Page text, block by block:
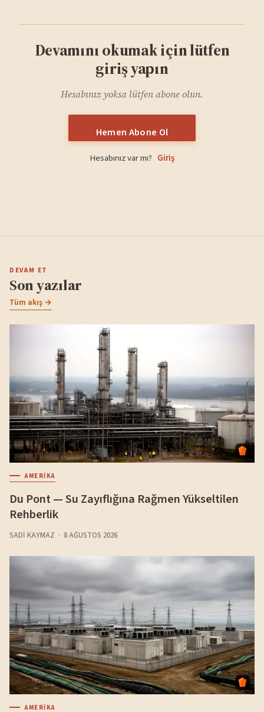
Devamını okumak için lütfen
giriş yapın
Hesabınız yoksa lütfen abone olun.
Hemen Abone Ol
Hesabınız var mı? Giriş
DEVAM ET
Son yazılar
Tüm akış →
AMERIKA
Du Pont — Su Zayıflığına Rağmen Yükseltilen
Rehberlik
SADI KAYMAZ 8 AĞUSTOS 2026
AMERIKA